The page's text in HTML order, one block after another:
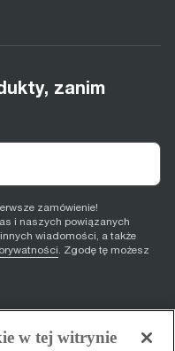
zanim
zamówienie!
i naszych powiązanych
wiadomości, a także
. Zgodę tę możesz
w tej witrynie